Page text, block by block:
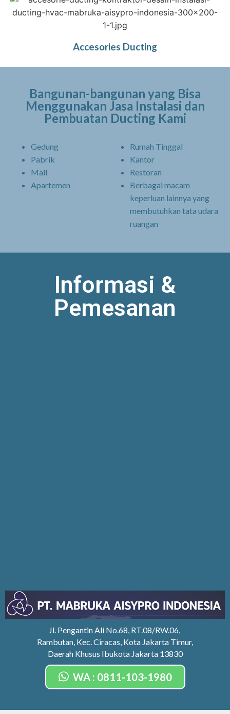
Accesories Ducting
Bangunan-bangunan yang Bisa
Menggunakan Jasa Instalasi dan
Pembuatan Ducting Kami
Gedung
Pabrik
Mall
Apartemen
Rumah Tinggal
Kantor
Restoran
Berbagai macam
keperluan lainnya yang
membutuhkan tata udara
ruangan
Informasi &
Pemesanan
Jl. Pengantin Ali No.68, RT.08/RW.06,
Rambutan, Kec. Ciracas, Kota Jakarta Timur,
Daerah Khusus Ibukota Jakarta 13830
WA : 0811-103-1980